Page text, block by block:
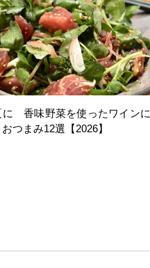
に 香味野菜を使ったワインに
つまみ12選【2026】